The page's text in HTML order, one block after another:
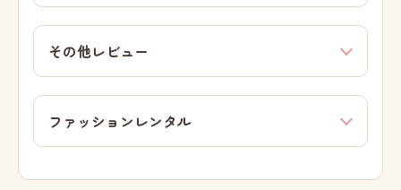
その他レビュー
ファッションレンタル